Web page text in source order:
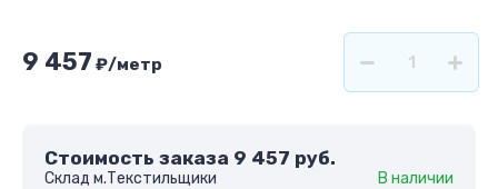
9 457 ₽/метр
Стоимость заказа 9 457 руб.
Склад м.Текстильщики
В наличии